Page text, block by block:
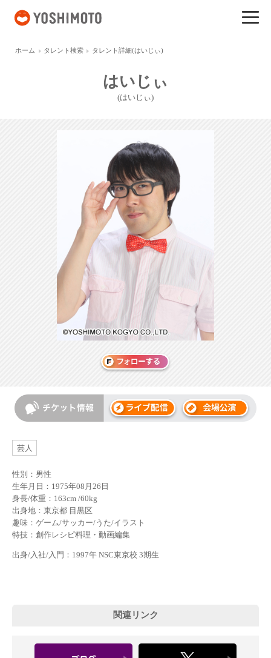
ホーム タレント検索 タレント詳細(はいじぃ)
はいじぃ
(はいじぃ)
芸人
性別：男性
生年月日：1975年08月26日
身長/体重：163cm /60kg
出身地：東京都 目黒区
趣味：ゲーム/サッカー/うた/イラスト
特技：創作レシピ料理・動画編集
出身/入社/入門：1997年 NSC東京校 3期生
関連リンク